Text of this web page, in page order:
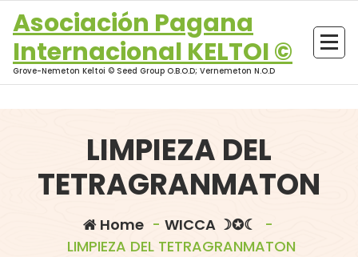
content
Asociación Pagana
Internacional KELTOI ©
Grove-Nemeton Keltoi © Seed Group O.B.O.D; Vernemeton N.O.D
LIMPIEZA DEL
TETRAGRANMATON
Home- WICCA ☽✪☾
-
LIMPIEZA DEL TETRAGRANMATON